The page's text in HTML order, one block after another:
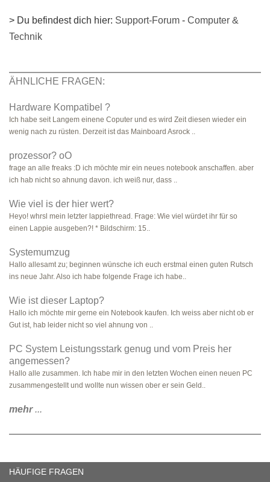
> Du befindest dich hier: Support-Forum - Computer &
Technik
ÄHNLICHE FRAGEN:
Hardware Kompatibel ?
Ich habe seit Langem einene Coputer und es wird Zeit diesen wieder ein
wenig nach zu rüsten. Derzeit ist das Mainboard Asrock ..
prozessor? oO
frage an alle freaks :D ich möchte mir ein neues notebook anschaffen. aber
ich hab nicht so ahnung davon. ich weiß nur, dass ..
Wie viel is der hier wert?
Heyo! whrsl mein letzter lappiethread. Frage: Wie viel würdet ihr für so
einen Lappie ausgeben?! * Bildschirm: 15..
Systemumzug
Hallo allesamt zu; beginnen wünsche ich euch erstmal einen guten Rutsch
ins neue Jahr. Also ich habe folgende Frage ich habe..
Wie ist dieser Laptop?
Hallo ich möchte mir gerne ein Notebook kaufen. Ich weiss aber nicht ob er
Gut ist, hab leider nicht so viel ahnung von ..
PC System Leistungsstark genug und vom Preis her
angemessen?
Hallo alle zusammen. Ich habe mir in den letzten Wochen einen neuen PC
zusammengestellt und wollte nun wissen ober er sein Geld..
mehr...
HÄUFIGE FRAGEN